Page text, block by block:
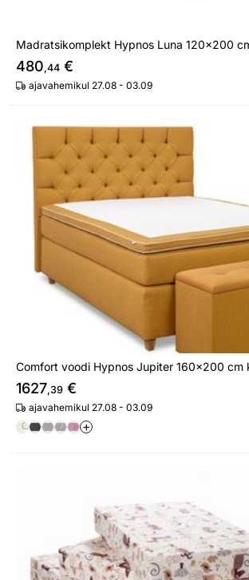
Madratsikomplekt Hypnos Luna 120x200
480,44 €
ajavahemikul 27.08 - 03.09
Comfort voodi Hypnos Jupiter
Comfort voodi Hypnos Jupiter 160x200 cm
1627,39 €
ajavahemikul 27.08 - 03.09
+